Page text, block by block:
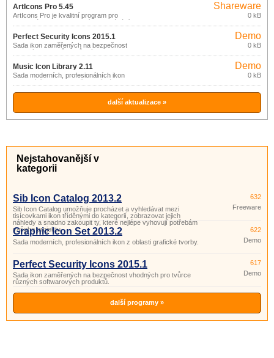
ArtIcons Pro 5.45
ArtIcons Pro je kvalitní program pro
tvorbu, úpravu, zobrazení, vyhledávání
ikon a správu knihoven ikon.
Shareware
0 kB
Perfect Security Icons 2015.1
Sada ikon zaměřených na bezpečnost
vhodných pro tvůrce různých
softwarových produktů.
Demo
0 kB
Music Icon Library 2.11
Sada moderních, profesionálních ikon
vztahujících se k hudbě, které vám
pomohou zatraktivnit vzhled vašich
aplikací, webů, blogů a prezentací.
Demo
0 kB
další aktualizace »
Nejstahovanější v
kategorii
Sib Icon Catalog 2013.2
Sib Icon Catalog umožňuje procházet a vyhledávat mezi
tisícovkami ikon tříděnými do kategorií, zobrazovat jejich
náhledy a snadno zakoupit ty, které nejlépe vyhovují potřebám
vašeho projektu.
632
Freeware
Graphic Icon Set 2013.2
Sada moderních, profesionálních ikon z oblasti grafické tvorby.
622
Demo
Perfect Security Icons 2015.1
Sada ikon zaměřených na bezpečnost vhodných pro tvůrce
různých softwarových produktů.
617
Demo
další programy »